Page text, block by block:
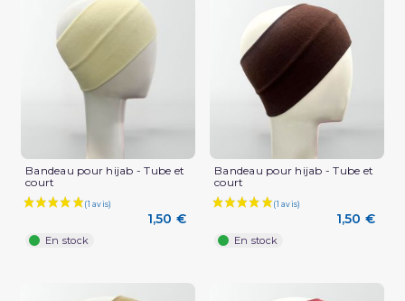
Bandeau pour hijab - Tube et
court
1,50 €
En stock
Bandeau pour hijab - Tube et
court
1,50 €
En stock